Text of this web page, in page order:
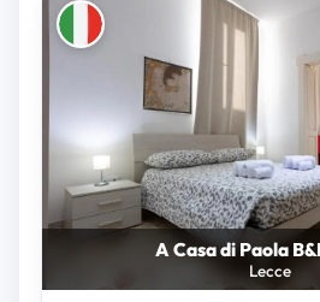
A Casa di Paola
Lecce